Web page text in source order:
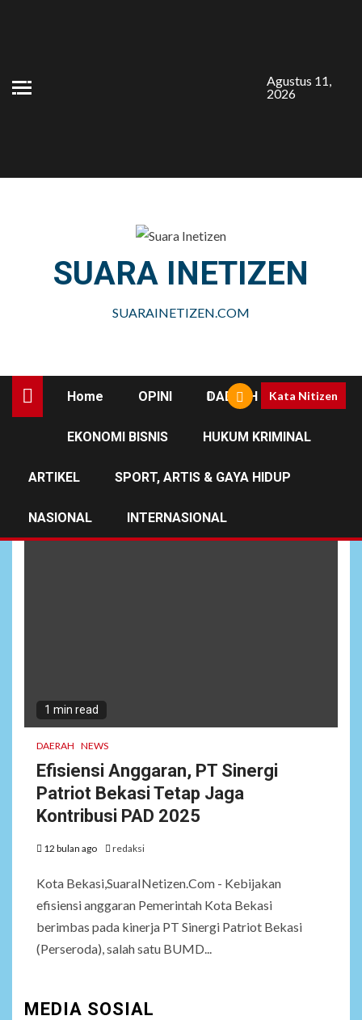
Agustus 11,
2026
SUARA INETIZEN
SUARAINETIZEN.COM
Home OPINI DAERAH
EKONOMI BISNIS HUKUM KRIMINAL
ARTIKEL SPORT, ARTIS & GAYA HIDUP
NASIONAL INTERNASIONAL
Kata Nitizen
1 min read
DAERAH NEWS
Efisiensi Anggaran, PT Sinergi
Patriot Bekasi Tetap Jaga
Kontribusi PAD 2025
12 bulan ago redaksi
Kota Bekasi,SuaraINetizen.Com - Kebijakan
efisiensi anggaran Pemerintah Kota Bekasi
berimbas pada kinerja PT Sinergi Patriot Bekasi
(Perseroda), salah satu BUMD...
MEDIA SOSIAL